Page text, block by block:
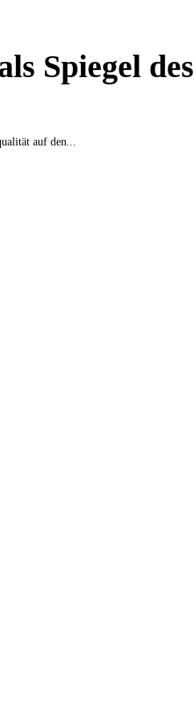
Spiegel des
auf den...